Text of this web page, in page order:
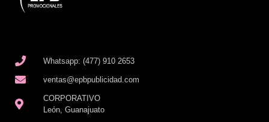
Whatsapp: (477) 910 2653
ventas@epbpublicidad.com
CORPORATIVO
León, Guanajuato